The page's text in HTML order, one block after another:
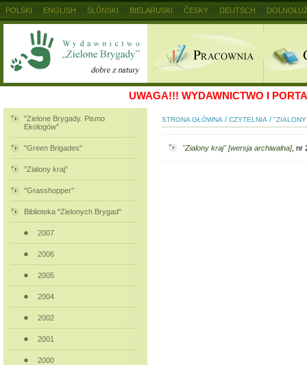
UWAGA!!! WYDAWNICTWO I
"Zielone Brygady. Pismo
Ekologów"
"Green Brigades"
"Zialony kraj"
"Grasshopper"
Biblioteka "Zielonych Brygad"
2007
2006
2005
2004
2002
2001
2000
STRONA GŁÓWNA / CZYTELNIA /
"Zialony kraj" [wersja archiwalna], nr
POLSKI ENGLISH ŚLŮNSKI BIELARUSKI ČESKY DEUTSCH